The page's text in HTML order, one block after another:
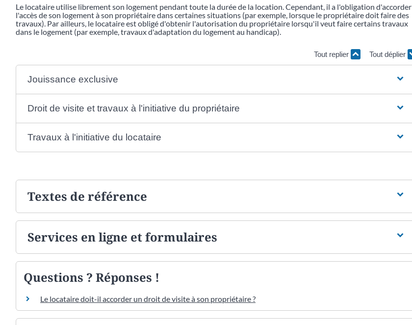
Le locataire utilise librement son logement pendant toute la durée de la location. Cependant, il a l'obligation d'accorder
l'accès de son logement à son propriétaire dans certaines situations (par exemple, lorsque le propriétaire doit faire des
travaux). Par ailleurs, le locataire est obligé d'obtenir l'autorisation du propriétaire lorsqu'il veut faire certains travaux
dans le logement (par exemple, travaux d'adaptation du logement au handicap).
Tout replier Tout déplier
Jouissance exclusive
Droit de visite et travaux à l'initiative du propriétaire
Travaux à l'initiative du locataire
Textes de référence
Services en ligne et formulaires
Questions ? Réponses !
Le locataire doit-il accorder un droit de visite à son propriétaire ?